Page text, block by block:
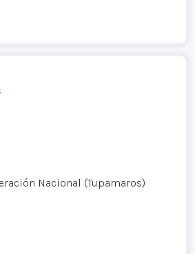
Nacional (Tupamaros)